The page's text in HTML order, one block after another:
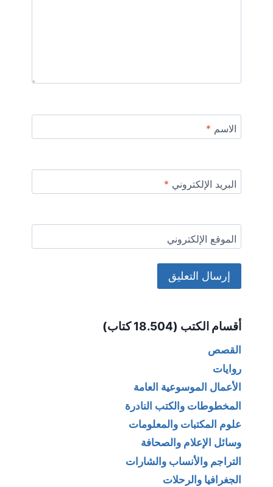
الاسم *
البريد الإلكتروني *
الموقع الإلكتروني
أقسام الكتب (18.504 كتاب)
القصص
روايات
الأعمال الموسوعية العامة
المخطوطات والكتب النادرة
علوم المكتبات والمعلومات
وسائل الإعلام والصحافة
التراجم والأنساب والشارات
الجغرافيا والرحلات